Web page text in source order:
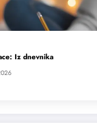
Iz dnevnika